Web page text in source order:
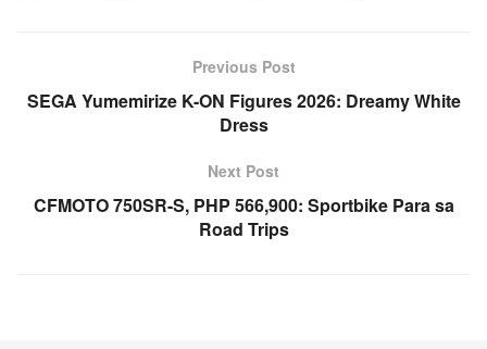
Previous Post
SEGA Yumemirize K-ON Figures 2026: Dreamy White
Dress
Next Post
CFMOTO 750SR-S, PHP 566,900: Sportbike Para sa
Road Trips